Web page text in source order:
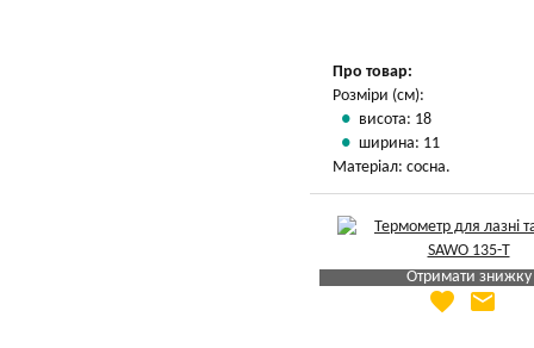
Про товар:
Розміри (см):
висота: 18
ширина: 11
Матеріал: сосна.
Отримати знижку
Яка Ваша ціна
favorite email